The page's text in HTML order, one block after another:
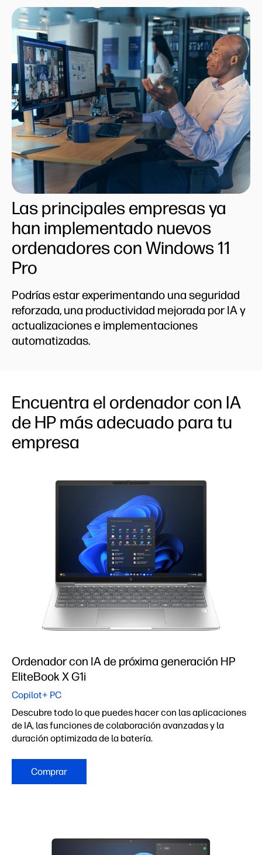
Las principales empresas ya
han implementado nuevos
ordenadores con Windows 11
Pro
Podrías estar experimentando una seguridad
reforzada, una productividad mejorada por IA y
actualizaciones e implementaciones
automatizadas.
Encuentra el ordenador con IA
de HP más adecuado para tu
empresa
Ordenador con IA de próxima generación HP
EliteBook X G1i
Copilot+ PC
Descubre todo lo que puedes hacer con las aplicaciones
de IA, las funciones de colaboración avanzadas y la
duración optimizada de la batería.
Comprar